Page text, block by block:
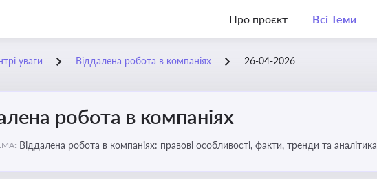
Про проєкт Всі Теми
уваги Віддалена робота в компаніях 26-04-2026
робота в компаніях
Віддалена робота в компаніях: правові особливості, факти, тренди та аналітика